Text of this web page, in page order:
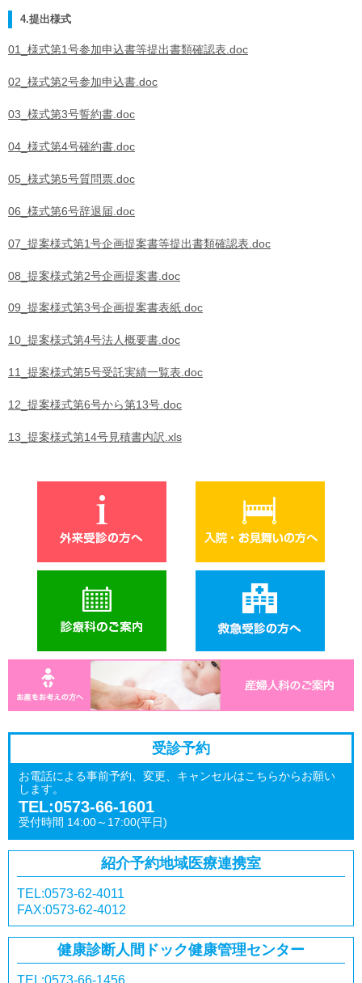
4.提出様式
01_様式第1号参加申込書等提出書類確認表.doc
02_様式第2号参加申込書.doc
03_様式第3号誓約書.doc
04_様式第4号確約書.doc
05_様式第5号質問票.doc
06_様式第6号辞退届.doc
07_提案様式第1号企画提案書等提出書類確認表.doc
08_提案様式第2号企画提案書.doc
09_提案様式第3号企画提案書表紙.doc
10_提案様式第4号法人概要書.doc
11_提案様式第5号受託実績一覧表.doc
12_提案様式第6号から第13号.doc
13_提案様式第14号見積書内訳.xls
受診予約
お電話による事前予約、変更、キャンセルはこちらからお願い
します。
TEL:0573-66-1601
受付時間 14:00～17:00(平日)
紹介予約地域医療連携室
TEL:0573-62-4011
FAX:0573-62-4012
健康診断人間ドック健康管理センター
TEL:0573-66-1456